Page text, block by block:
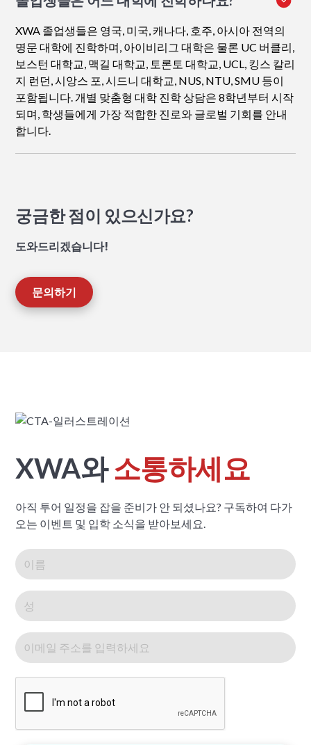
XWA 졸업생들은 영국, 미국, 캐나다, 호주, 아시아 전역의
명문 대학에 진학하며, 아이비리그 대학은 물론 UC 버클리,
보스턴 대학교, 맥길 대학교, 토론토 대학교, UCL, 킹스 칼리
지 런던, 시앙스 포, 시드니 대학교, NUS, NTU, SMU 등이
포함됩니다. 개별 맞춤형 대학 진학 상담은 8학년부터 시작
되며, 학생들에게 가장 적합한 진로와 글로벌 기회를 안내
합니다.
궁금한 점이 있으신가요?
도와드리겠습니다!
문의하기
XWA와소통하세요
아직 투어 일정을 잡을 준비가 안 되셨나요? 구독하여 다가
오는 이벤트 및 입학 소식을 받아보세요.